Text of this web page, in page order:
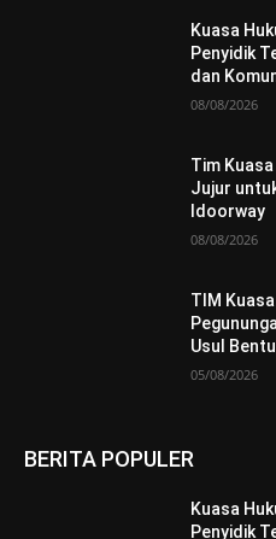
Kuasa
Penyidik
dan
08/08/2026
Tim
Jujur
Idoorway
08/08/2026
TIM
Usul
05/08/2026
BERITA POPULER
Kuasa
Penyidik